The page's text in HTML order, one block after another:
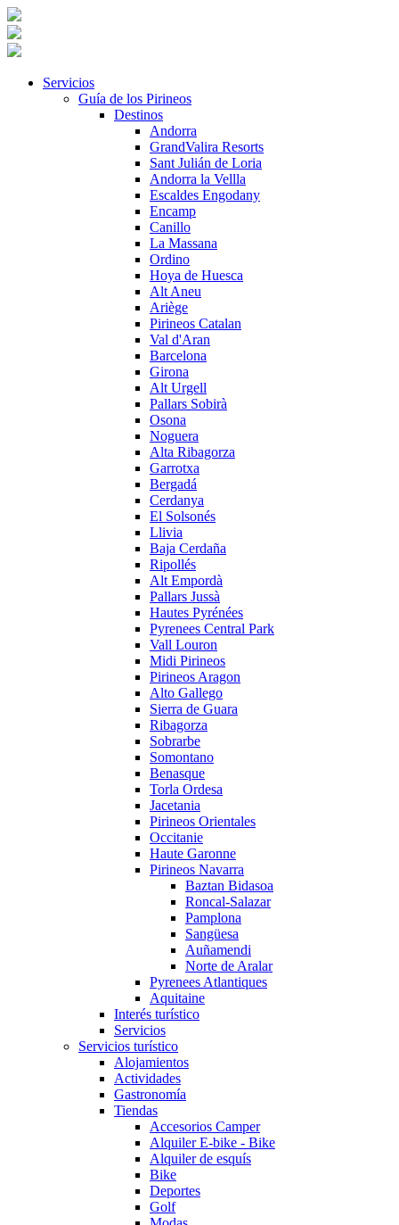
Servicios
Guía de los Pirineos
Destinos
Andorra
GrandValira Resorts
Sant Julián de Loria
Andorra la Vellla
Escaldes Engodany
Encamp
Canillo
La Massana
Ordino
Hoya de Huesca
Alt Aneu
Ariège
Pirineos Catalan
Val d'Aran
Barcelona
Girona
Alt Urgell
Pallars Sobirà
Osona
Noguera
Alta Ribagorza
Garrotxa
Bergadá
Cerdanya
El Solsonés
Llivia
Baja Cerdaña
Ripollés
Alt Empordà
Pallars Jussà
Hautes Pyrénées
Pyrenees Central Park
Vall Louron
Midi Pirineos
Pirineos Aragon
Alto Gallego
Sierra de Guara
Ribagorza
Sobrarbe
Somontano
Benasque
Torla Ordesa
Jacetania
Pirineos Orientales
Occitanie
Haute Garonne
Pirineos Navarra
Baztan Bidasoa
Roncal-Salazar
Pamplona
Sangüesa
Auñamendi
Norte de Aralar
Pyrenees Atlantiques
Aquitaine
Interés turístico
Servicios
Servicios turístico
Alojamientos
Actividades
Gastronomía
Tiendas
Accesorios Camper
Alquiler E-bike - Bike
Alquiler de esquís
Bike
Deportes
Golf